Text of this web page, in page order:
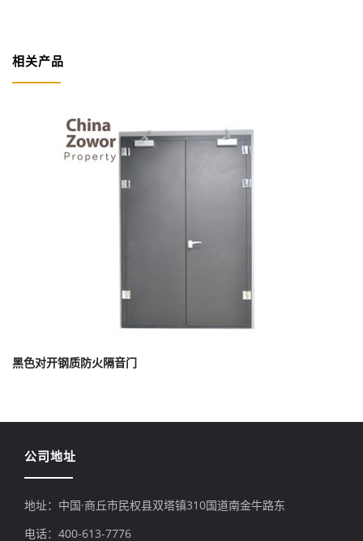
相关产品
黑色对开钢质防火隔音门
公司地址
地址：中国·商丘市民权县双塔镇310国道南金牛路东
电话：400-613-7776